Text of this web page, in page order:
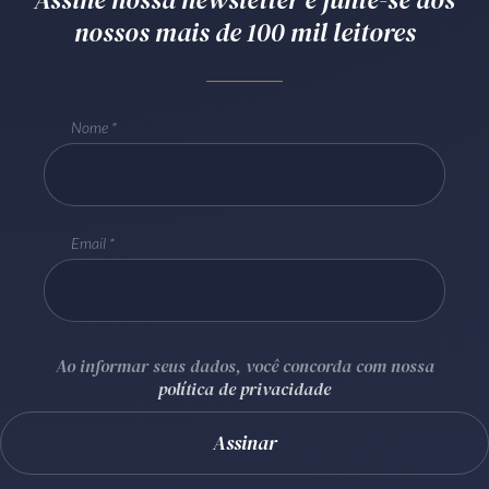
Receba por RSS
Batel Curitiba/PR CEP80240-000
nossos mais de 100 mil leitores
Nome
Email
Ao informar seus dados, você concorda com nossa
política de privacidade